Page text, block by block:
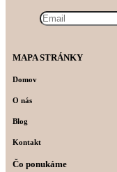
MAPA STRÁNKY
Domov
O nás
Blog
Kontakt
Čo ponukáme